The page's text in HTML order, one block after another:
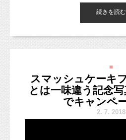
スタジオ撮影のようにポー
キラキラした自然の中で笑
スタジオミルクは、カメラ
オとなっております。
初めてスタジオにお越しの
スタジオに足を踏み入れる
その明るい陽射しの入る空
明るくなります。
まず、新幹線の乗車券は
０歳の赤ちゃんは必要あり
そして、赤ちゃんで心配な
１、泣いたらどうしよう？
２、授乳はどうしよう？
３、オムツ替えはどこでし
続きを読む
■
スマッシュケーキ
とは一味違う記念
でキャンペ
2. 7. 2018